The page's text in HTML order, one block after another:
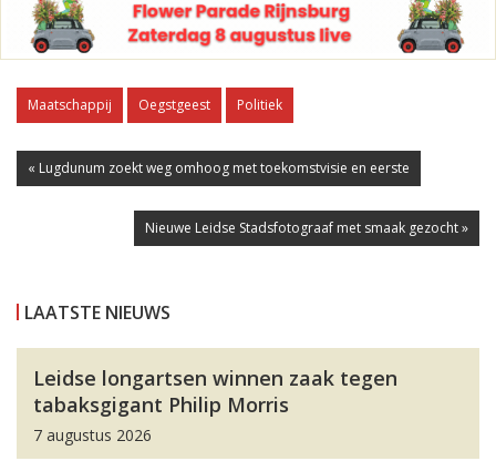
Maatschappij Oegstgeest Politiek
« Lugdunum zoekt weg omhoog met toekomstvisie en eerste
Nieuwe Leidse Stadsfotograaf met smaak gezocht »
LAATSTE NIEUWS
Leidse longartsen winnen zaak tegen
tabaksgigant Philip Morris
7 augustus 2026